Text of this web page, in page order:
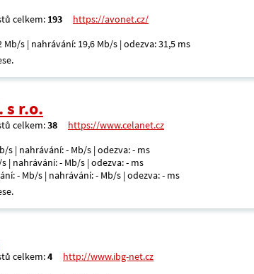
celkem: 193
https://avonet.cz/
Mb/s | nahrávání: 19,6 Mb/s | odezva: 31,5 ms
s r.o.
celkem:38
https://www.celanet.cz
s | nahrávání: - Mb/s | odezva: - ms
| nahrávání: - Mb/s | odezva: - ms
- Mb/s | nahrávání: - Mb/s | odezva: - ms
celkem:4
http://www.ibg-net.cz